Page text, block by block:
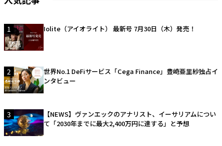
1 Iolite（アイオライト） 最新号 7月30日（木）発売！
2
世界No.1 DeFiサービス「Cega Finance」豊崎亜里紗独占イ
ンタビュー
3
【NEWS】ヴァンエックのアナリスト、イーサリアムについ
て「2030年までに最大2,400万円に達する」と予想